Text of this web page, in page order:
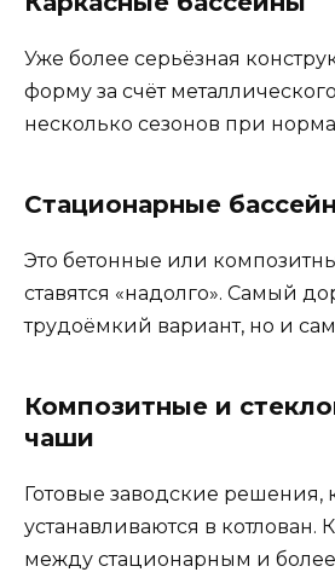
Уже более серьёзная
форму за счёт
несколько сезонов при
Стационарные
Это бетонные или
ставятся «надолго». Самый
трудоёмкий вариант, но и
Композитные и
чаши
Готовые заводские решения,
устанавливаются в котлован.
между стационарным и